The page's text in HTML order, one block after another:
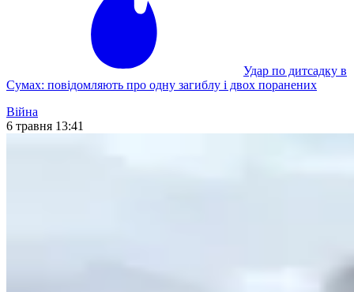
Удар по дитсадку в
Сумах: повідомляють про одну загиблу і двох поранених
Війна
6 травня 13:41